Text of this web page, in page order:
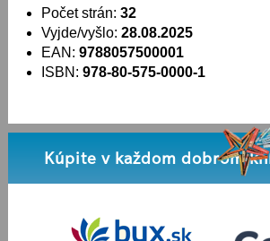
Počet strán: 32
Vyjde/vyšlo: 28.08.2025
EAN: 9788057500001
ISBN: 978-80-575-0000-1
Kúpite v každom dobrom